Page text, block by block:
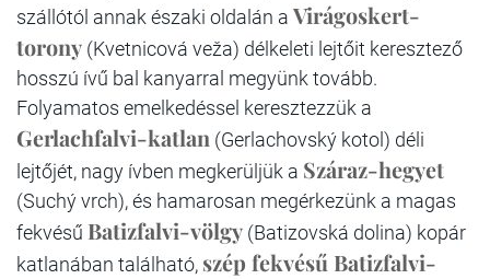
szállótól annak északi oldalán a Virágoskert-
torony (Kvetnicová veža) délkeleti lejtőit keresztező
hosszú ívű bal kanyarral megyünk tovább.
Folyamatos emelkedéssel keresztezzük a
Gerlachfalvi-katlan (Gerlachovský kotol) déli
lejtőjét, nagy ívben megkerüljük a Száraz-hegyet
(Suchý vrch), és hamarosan megérkezünk a magas
fekvésű Batizfalvi-völgy (Batizovská dolina) kopár
katlanában található, szép fekvésű Batizfalvi-